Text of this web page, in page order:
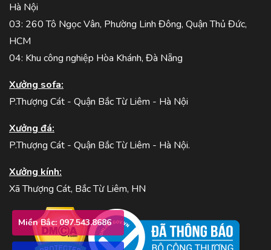
Miền Bắc: 097.543.8686
Hà Nội
03: 260 Tô Ngọc Vân, Phường Linh Đông, Quận Thủ Đức,
HCM
04: Khu công nghiệp Hòa Khánh, Đà Nẵng
Xưởng sofa:
P.Thượng Cát - Quận Bắc Từ Liêm - Hà Nội
Xưởng đá:
P.Thượng Cát - Quận Bắc Từ Liêm - Hà Nội.
Xưởng kính:
Xã Thượng Cát, Bắc Từ Liêm, HN